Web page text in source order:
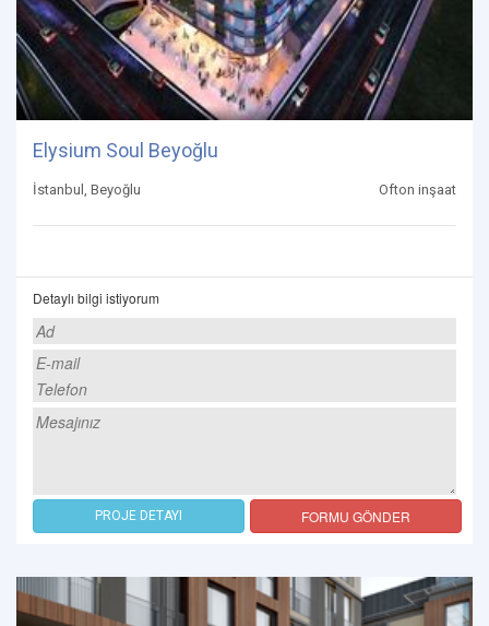
Elysium Soul Beyoğlu
İstanbul, Beyoğlu Ofton inşaat
Detaylı bilgi istiyorum
PROJE DETAYI FORMU GÖNDER